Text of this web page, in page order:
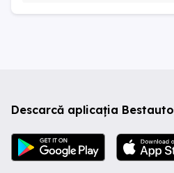
Descarcă aplicația Bestauto